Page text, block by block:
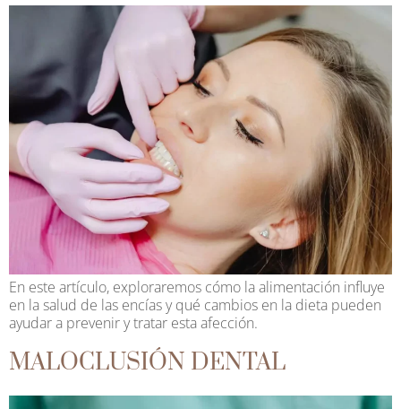
En este artículo, exploraremos cómo la alimentación influye
en la salud de las encías y qué cambios en la dieta pueden
ayudar a prevenir y tratar esta afección.
MALOCLUSIÓN DENTAL